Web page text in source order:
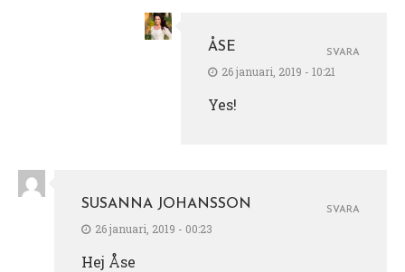
ÅSE
26 januari, 2019 - 10:21
Yes!
SVARA
SUSANNA JOHANSSON
26 januari, 2019 - 00:23
Hej Åse
SVARA